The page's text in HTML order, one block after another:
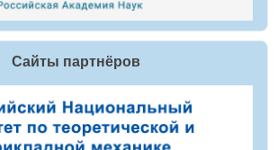
Сайты партнёров